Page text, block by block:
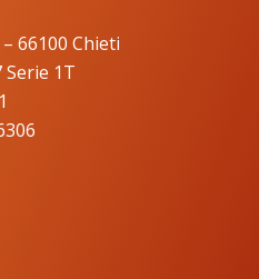
66100 Chieti
1T